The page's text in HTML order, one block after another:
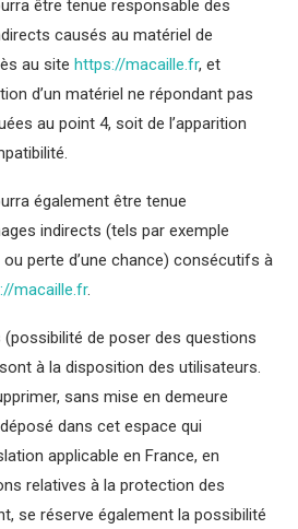
être tenue responsable des
causés au matériel de
au site https://macaille.fr, et
d’un matériel ne répondant pas
au point 4, soit de l’apparition
également être tenue
indirects (tels par exemple
ou perte d’une chance) consécutifs à
macaille.fr.
de poser des questions
à la disposition des utilisateurs.
sans mise en demeure
dans cet espace qui
applicable en France, en
relatives à la protection des
se réserve également la possibilité